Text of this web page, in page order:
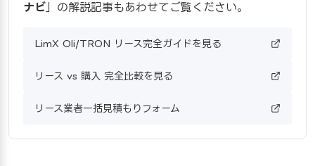
ナビ 」の解説記事もあわせてご覧ください。
LimX Oli/TRON リース完全ガイドを見る
リース vs 購入 完全比較を見る
リース業者一括見積もりフォーム